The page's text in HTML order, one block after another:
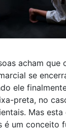
acham que
se
ele
preta, no
Mas esta
é um conceito